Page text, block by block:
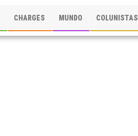
CHARGES MUNDO COLUNISTAS